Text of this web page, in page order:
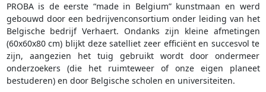
PROBA is de eerste “made in Belgium” kunstmaan en werd
gebouwd door een bedrijvenconsortium onder leiding van het
Belgische bedrijf Verhaert. Ondanks zijn kleine afmetingen
(60x60x80 cm) blijkt deze satelliet zeer efficiënt en succesvol te
zijn, aangezien het tuig gebruikt wordt door ondermeer
onderzoekers (die het ruimteweer of onze eigen planeet
bestuderen) en door Belgische scholen en universiteiten.